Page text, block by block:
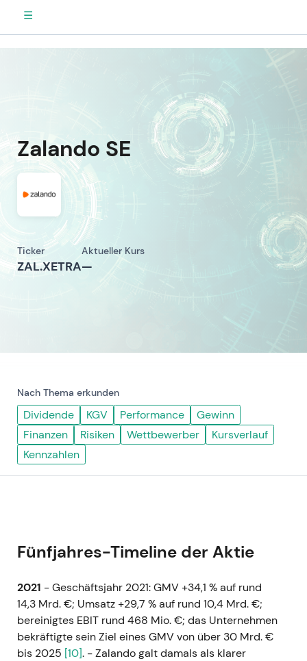
☰
Zalando SE
Ticker
ZAL.XETRA
Aktueller Kurs
—
Nach Thema erkunden
Dividende KGV Performance
Gewinn
Finanzen
Risiken Wettbewerber
Kursverlauf
Kennzahlen
Fünfjahres-Timeline der Aktie
2021 - Geschäftsjahr 2021: GMV +34,1 % auf rund
14,3 Mrd. €; Umsatz +29,7 % auf rund 10,4 Mrd. €;
bereinigtes EBIT rund 468 Mio. €; das Unternehmen
bekräftigte sein Ziel eines GMV von über 30 Mrd. €
bis 2025 [10]. - Zalando galt damals als klarer